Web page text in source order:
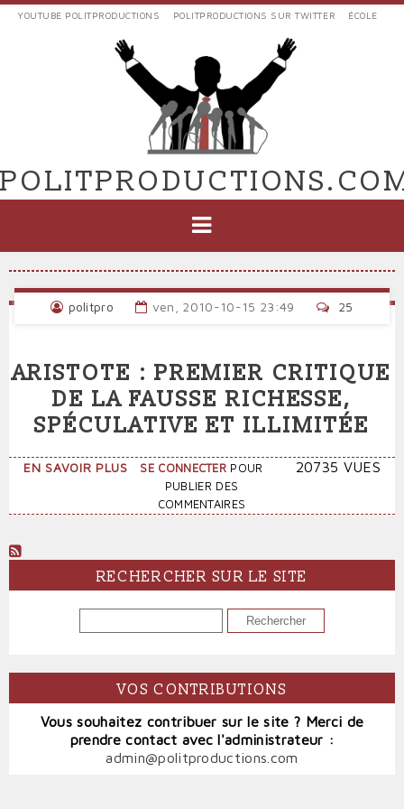
Aller
EXTERNES
POLIT'PRODUCTIONS
YOUTUBE POLITPRODUCTIONS POLITPRODUCTIONS SUR TWITTER ÉCOLE
PRINCIPALE
politpro ven, 2010-10-15 23:49 25
ARISTOTE : PREMIER CRITIQUE
DE LA FAUSSE RICHESSE,
SPÉCULATIVE ET ILLIMITÉE
EN SAVOIR PLUS SUR
ARISTOTE
DE
LA
FAUSSE
RICHESSE,
SPÉCULATIVE
SE CONNECTER POUR
PUBLIER DES
COMMENTAIRES
20735 VUES
RECHERCHER SUR LE SITE
RECHERCHER
VOS CONTRIBUTIONS
Vous souhaitez contribuer sur le site ? Merci de
prendre contact avec l'administrateur :
admin@politproductions.com